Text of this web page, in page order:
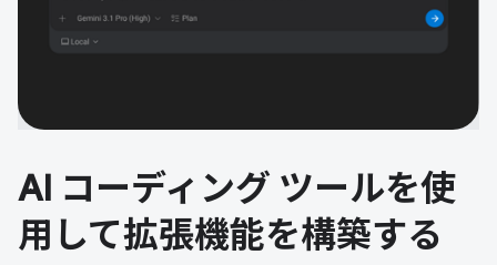
AI コーディング ツールを使
用して拡張機能を構築する